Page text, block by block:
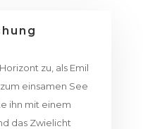
zu, als Emil
einsamen See
ihn mit einem
das Zwielicht